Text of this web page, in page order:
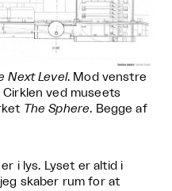
Next Level. Mod venstre
Cirklen ved museets
The Sphere. Begge af
i lys. Lyset er altid i
skaber rum for at